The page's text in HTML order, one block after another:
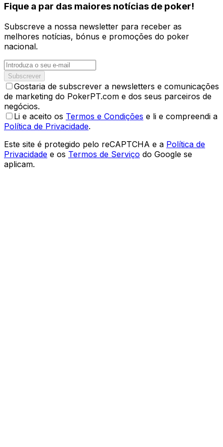
Fique a par das maiores notícias de poker!
Subscreve a nossa newsletter para receber as
melhores notícias, bónus e promoções do poker
nacional.
Subscrever
Gostaria de subscrever a newsletters e comunicações
de marketing do PokerPT.com e dos seus parceiros de
negócios.
Li e aceito os Termos e Condições e li e compreendi a
Política de Privacidade.
Este site é protegido pelo reCAPTCHA e a Política de
Privacidade e os Termos de Serviço do Google se
aplicam.